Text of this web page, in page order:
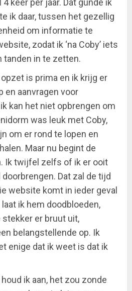
keer per jaar. Dat gunde ik
ik daar, tussen het gezellig
om informatie te
zodat ik ‘na Coby’ iets
tanden in te zetten.
is prima en ik krijg er
en aanvragen voor
kan het niet opbrengen om
was leuk met Coby,
om er rond te lopen en
Maar nu begint de
Ik twijfel zelfs of ik er ooit
Dat zal de tijd
website komt in ieder geval
ik hem doodbloeden,
er bruut uit,
belangstellende op. Ik
enige dat ik weet is dat ik
ik aan, het zou zonde